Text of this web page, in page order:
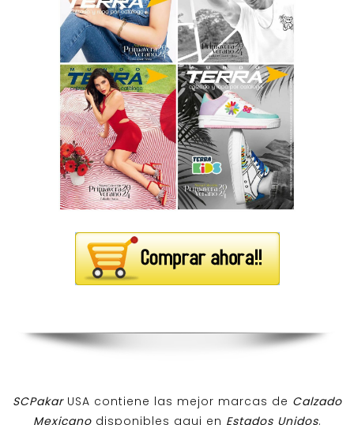
SCPakar USA contiene las mejor marcas de Calzado
Mexicanodisponibles aqui en Estados Unidos.